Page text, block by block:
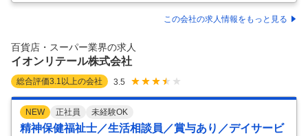
事内容】 ～＜木更津本社＞世界に広がるコストコの新規出店に携わる／
地域経済や雇用に影響を与えるプロジェクトに挑戦～ ■業務概要： 不動
面積15000坪以上）を担当することがミッションです。 具体的には、以
下のような仕事をご担当いただきます。目標を達成するために、日本
この会社の求人情報をもっと見る
百貨店・スーパー業界の求人
イオンリテール株式会社
総合評価3.1 以上の会社 3.5
NEW 正社員 未経験OK
精神保健福祉士／生活相談員／賞与あり／デイサービ